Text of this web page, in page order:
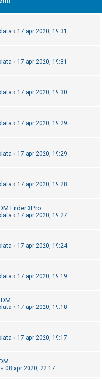
« 17 apr 2020, 19:31
« 17 apr 2020, 19:31
« 17 apr 2020, 19:30
« 17 apr 2020, 19:29
« 17 apr 2020, 19:29
« 17 apr 2020, 19:28
Ender 3Pro
« 17 apr 2020, 19:27
« 17 apr 2020, 19:24
« 17 apr 2020, 19:19
« 17 apr 2020, 19:18
« 17 apr 2020, 19:17
« 08 apr 2020, 22:17